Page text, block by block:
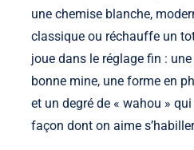
une chemise blanche,
classique ou réchauffe un
joue dans le réglage fin :
bonne mine, une forme en
et un degré de « wahou »
façon dont on aime